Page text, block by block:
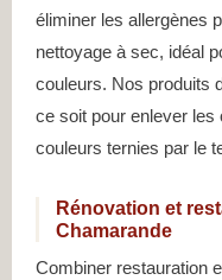
éliminer les allergènes
nettoyage à sec, idéal
couleurs. Nos produits
ce soit pour enlever les
couleurs ternies par le
Rénovation et
Chamarande
Combiner restauration